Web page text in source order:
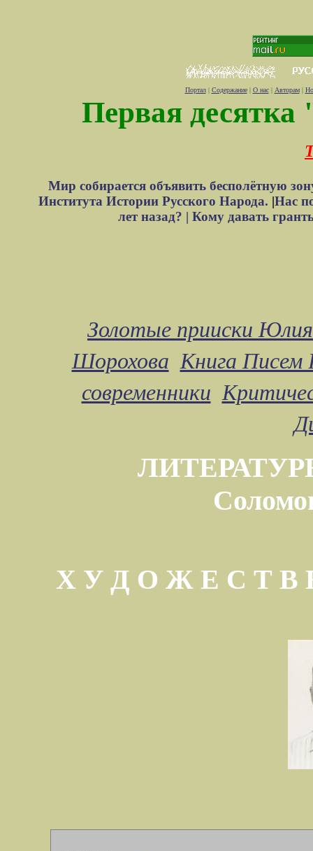
Портал| Содержание| О нас| Авторам|
Первая десятка
Мир собирается объявить бесполётную
Института Истории Русского Народа. |Нас
лет назад? | Кому давать
Золотые прииски
Шорохова Книга Писем
современники
Х У Д О Ж Е С Т